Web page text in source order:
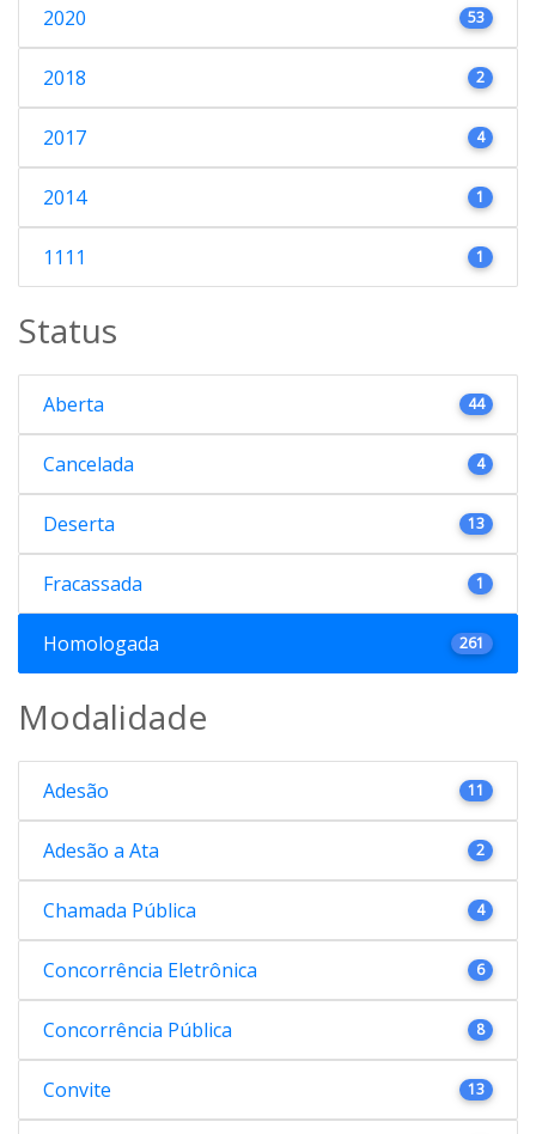
2020 53
2018 2
2017 4
2014 1
1111 1
Status
Aberta 44
Cancelada 4
Deserta 13
Fracassada 1
Homologada 261
Modalidade
Adesão 11
Adesão a Ata 2
Chamada Pública 4
Concorrência Eletrônica 6
Concorrência Pública 8
Convite 13